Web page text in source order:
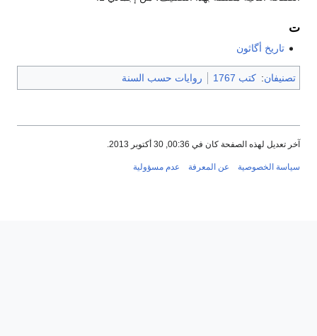
تاريخ أگاثون
: كتب 1767 روايات حسب السنة
لهذه الصفحة كان في 00:36, 30 أكتوبر 2013.
الخصوصية عن المعرفة عدم مسؤولية